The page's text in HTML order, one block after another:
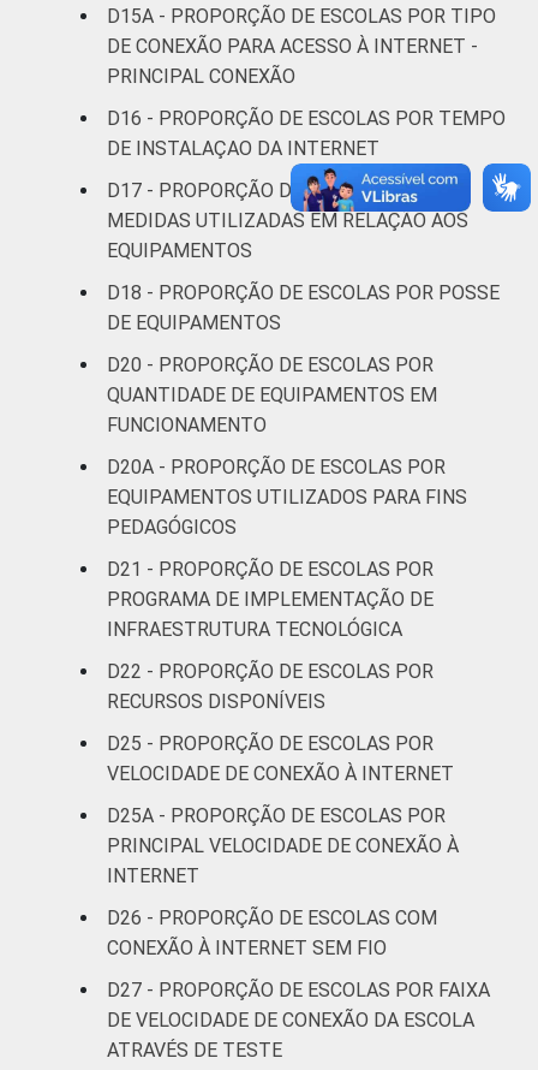
D15A - PROPORÇÃO DE ESCOLAS POR TIPO
DE CONEXÃO PARA ACESSO À INTERNET -
PRINCIPAL CONEXÃO
D16 - PROPORÇÃO DE ESCOLAS POR TEMPO
DE INSTALAÇAO DA INTERNET
D17 - PROPORÇÃO DE ESCOLAS POR
MEDIDAS UTILIZADAS EM RELAÇÃO AOS
EQUIPAMENTOS
D18 - PROPORÇÃO DE ESCOLAS POR POSSE
DE EQUIPAMENTOS
D20 - PROPORÇÃO DE ESCOLAS POR
QUANTIDADE DE EQUIPAMENTOS EM
FUNCIONAMENTO
D20A - PROPORÇÃO DE ESCOLAS POR
EQUIPAMENTOS UTILIZADOS PARA FINS
PEDAGÓGICOS
D21 - PROPORÇÃO DE ESCOLAS POR
PROGRAMA DE IMPLEMENTAÇÃO DE
INFRAESTRUTURA TECNOLÓGICA
D22 - PROPORÇÃO DE ESCOLAS POR
RECURSOS DISPONÍVEIS
D25 - PROPORÇÃO DE ESCOLAS POR
VELOCIDADE DE CONEXÃO À INTERNET
D25A - PROPORÇÃO DE ESCOLAS POR
PRINCIPAL VELOCIDADE DE CONEXÃO À
INTERNET
D26 - PROPORÇÃO DE ESCOLAS COM
CONEXÃO À INTERNET SEM FIO
D27 - PROPORÇÃO DE ESCOLAS POR FAIXA
DE VELOCIDADE DE CONEXÃO DA ESCOLA
ATRAVÉS DE TESTE